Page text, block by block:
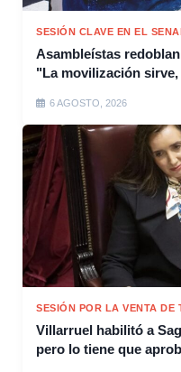
SESIÓN CLAVE EN EL
Asambleístas
"La movilización
6 AGOSTO, 2026
SESIÓN POR LA VENTA DE
Villarruel habilitó a
pero lo tiene que